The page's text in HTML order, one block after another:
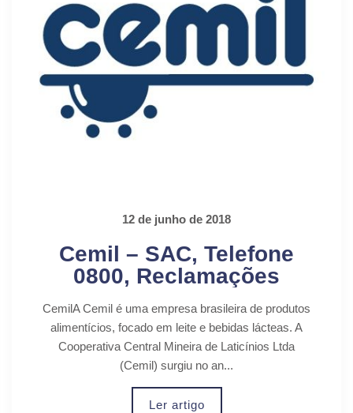
12 de junho de 2018
Cemil – SAC, Telefone
0800, Reclamações
CemilA Cemil é uma empresa brasileira de produtos
alimentícios, focado em leite e bebidas lácteas. A
Cooperativa Central Mineira de Laticínios Ltda
(Cemil) surgiu no an...
Ler artigo